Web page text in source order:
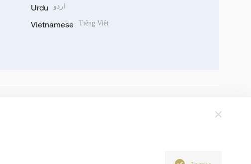
Urdu اردو
Vietnamese Tiếng Việt